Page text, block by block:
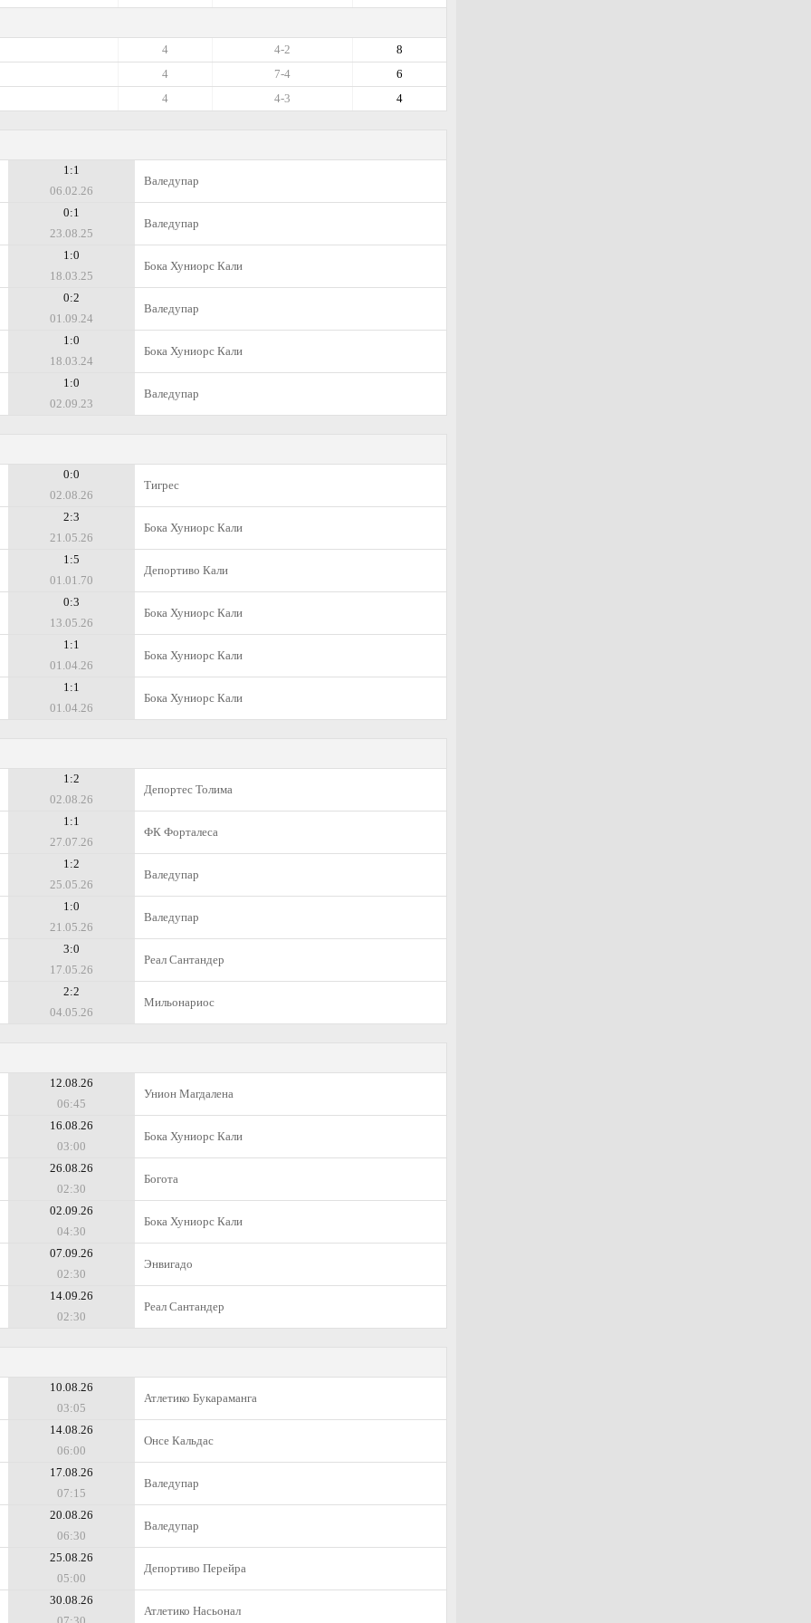
8
4-2
4
6
7-4
4
4
4-3
4
1:1
06.02.26
Валедупар
0:1
23.08.25
Валедупар
1:0
18.03.25
Бока Хуниорс Кали
0:2
01.09.24
Валедупар
1:0
18.03.24
Бока Хуниорс Кали
1:0
02.09.23
Валедупар
0:0
02.08.26
Тигрес
2:3
21.05.26
Бока Хуниорс Кали
1:5
01.01.70
Депортиво Кали
0:3
13.05.26
Бока Хуниорс Кали
1:1
01.04.26
Бока Хуниорс Кали
1:1
01.04.26
Бока Хуниорс Кали
1:2
02.08.26
Депортес Толима
1:1
27.07.26
ФК Форталеса
1:2
25.05.26
Валедупар
1:0
21.05.26
Валедупар
3:0
17.05.26
Реал Сантандер
2:2
04.05.26
Мильонариос
12.08.26
06:45
Унион Магдалена
16.08.26
03:00
Бока Хуниорс Кали
26.08.26
02:30
Богота
02.09.26
04:30
Бока Хуниорс Кали
07.09.26
02:30
Энвигадо
14.09.26
02:30
Реал Сантандер
10.08.26
03:05
Атлетико Букараманга
14.08.26
06:00
Онсе Кальдас
17.08.26
07:15
Валедупар
20.08.26
06:30
Валедупар
25.08.26
05:00
Депортиво Перейра
30.08.26
Атлетико Насьонал